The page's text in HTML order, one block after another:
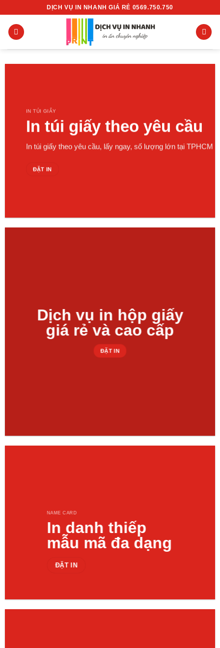
nội
dung
DỊCH VỤ IN NHANH GIÁ RẺ 0569.750.750
IN TÚI GIẤY
In túi giấy theo yêu cầu
In túi giấy theo yêu cầu, lấy ngay, số lượng lớn tại TPHCM
ĐẶT IN
Dịch vụ in hộp giấy
giá rẻ và cao cấp
ĐẶT IN
NAME CARD
In danh thiếp
mẫu mã đa dạng
ĐẶT IN